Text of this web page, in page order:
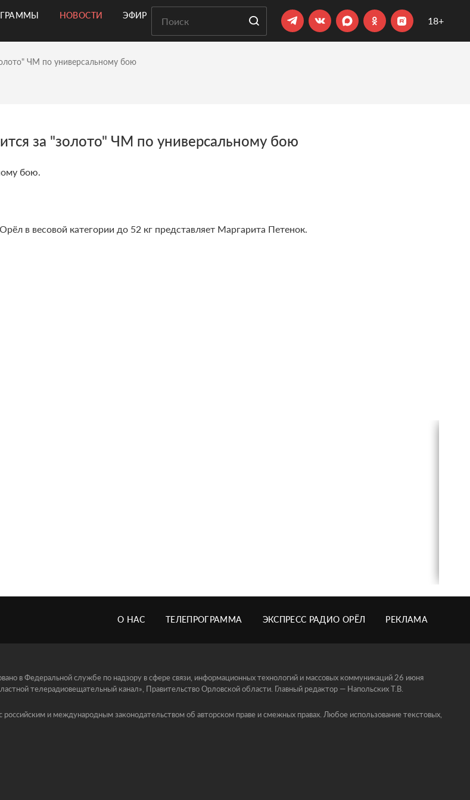
НОВОСТИ ЭФИР 18+
ЧМ по универсальному бою
за "золото" ЧМ по универсальному бою
бою.
в весовой категории до 52 кг представляет Маргарита Петенок.
О НАС ТЕЛЕПРОГРАММА ЭКСПРЕСС РАДИО ОРЁЛ РЕКЛАМА
в Федеральной службе по надзору в сфере связи, информационных технологий и массовых коммуникаций 26 июня
телерадиовещательный канал», Правительство Орловской области. Главный редактор — Напольских Т.В.
и международным законодательством об авторском праве и смежных правах. Любое использование текстовых,